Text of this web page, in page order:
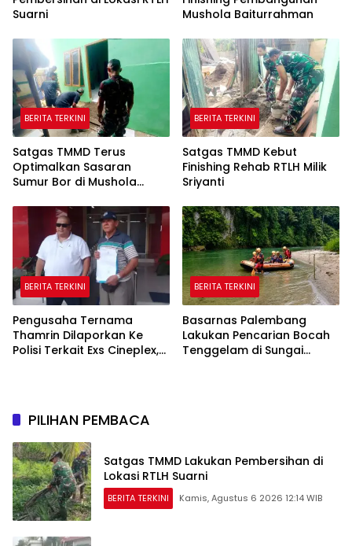
Suarni
Mushola Baiturrahman
BERITA TERKINI
Satgas TMMD Terus
Optimalkan Sasaran
Sumur Bor di Mushola
BERITA TERKINI
Satgas TMMD Kebut
Finishing Rehab RTLH Milik
Sriyanti
BERITA TERKINI
Pengusaha Ternama
Thamrin Dilaporkan Ke
Polisi Terkait Exs Cineplex,
BERITA TERKINI
Basarnas Palembang
Lakukan Pencarian Bocah
Tenggelam di Sungai
PILIHAN PEMBACA
Satgas TMMD Lakukan Pembersihan di
Lokasi RTLH Suarni
BERITA TERKINI Kamis, Agustus 6 2026 12:14 WIB